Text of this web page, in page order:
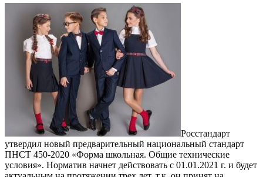
Росстандарт
утвердил новый предварительный национальный стандарт
ПНСТ 450-2020 «Форма школьная. Общие технические
условия». Норматив начнет действовать с 01.01.2021 г. и будет